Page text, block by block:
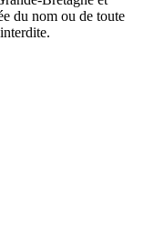
du nom ou de toute